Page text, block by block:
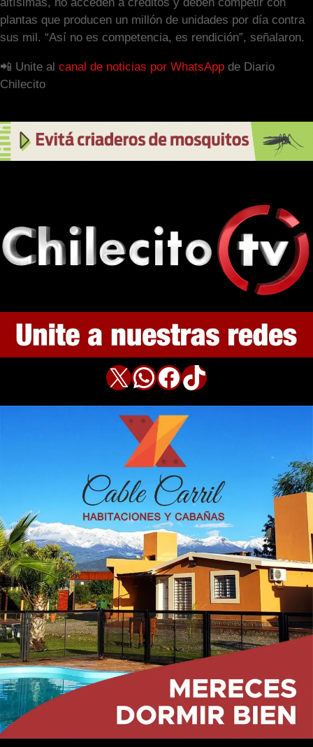
altísimas, no acceden a créditos y deben competir con
plantas que producen un millón de unidades por día contra
sus mil. “Así no es competencia, es rendición”, señalaron.
📲 Unite al canal de noticias por WhatsApp de Diario
Chilecito
X WhatsApp Facebook TikTok